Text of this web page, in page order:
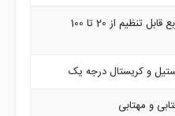
ارتفاع هر مربع قابل تنظیم از 20 تا 100
و کریستال درجه یک
و مهتابی